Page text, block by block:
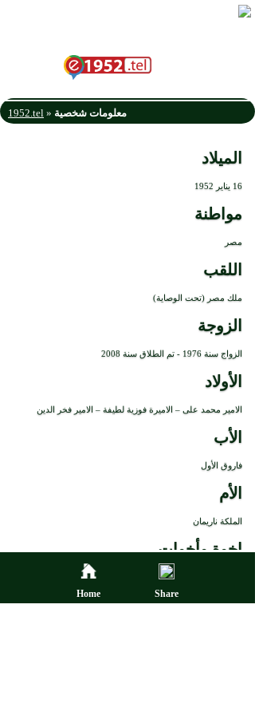
1952.tel » معلومات شخصية
الميلاد
16 يناير 1952
مواطنة
مصر
اللقب
ملك مصر (تحت الوصاية)
الزوجة
الزواج سنة 1976 - تم الطلاق سنة 2008
الأولاد
الامير محمد على – الاميرة فوزية لطيفة – الامير فخر الدين
الأب
فاروق الأول
الأم
الملكة ناريمان
إخوة وأخوات
فوزية بنت فاروق الأول، وفادية بنت فاروق الأول، وفريال بنت
Home Share